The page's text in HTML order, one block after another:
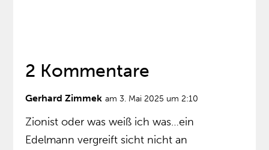
2 Kommentare
Gerhard Zimmek am 3. Mai 2025 um 2:10
Zionist oder was weiß ich was…ein
Edelmann vergreift sicht nicht an